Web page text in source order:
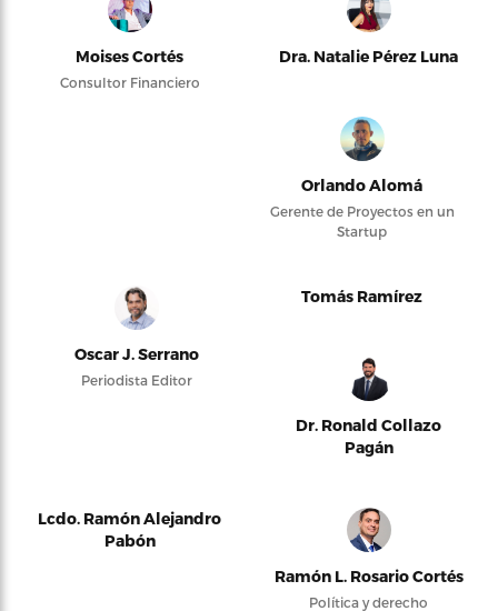
Moises Cortés
Consultor Financiero
Dra. Natalie Pérez Luna
Orlando Alomá
Gerente de Proyectos en un
Startup
Oscar J. Serrano
Periodista Editor
Tomás Ramírez
Dr. Ronald Collazo
Pagán
Lcdo. Ramón Alejandro
Pabón
Ramón L. Rosario Cortés
Política y derecho